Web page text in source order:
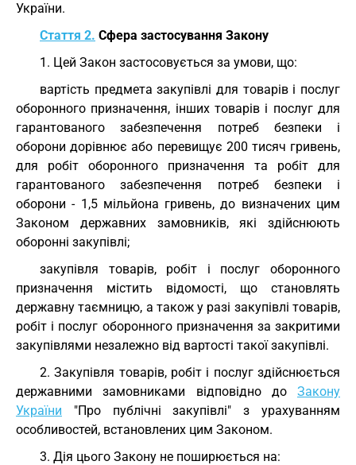
України.
Стаття 2. Сфера застосування Закону
1. Цей Закон застосовується за умови, що:
вартість предмета закупівлі для товарів і послуг
оборонного призначення, інших товарів і послуг для
гарантованого забезпечення потреб безпеки і
оборони дорівнює або перевищує 200 тисяч гривень,
для робіт оборонного призначення та робіт для
гарантованого забезпечення потреб безпеки і
оборони - 1,5 мільйона гривень, до визначених цим
Законом державних замовників, які здійснюють
оборонні закупівлі;
закупівля товарів, робіт і послуг оборонного
призначення містить відомості, що становлять
державну таємницю, а також у разі закупівлі товарів,
робіт і послуг оборонного призначення за закритими
закупівлями незалежно від вартості такої закупівлі.
2. Закупівля товарів, робіт і послуг здійснюється
державними замовниками відповідно до Закону
України "Про публічні закупівлі" з урахуванням
особливостей, встановлених цим Законом.
3. Дія цього Закону не поширюється на: